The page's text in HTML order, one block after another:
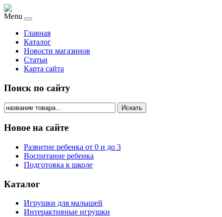
Menu
Главная
Каталог
Новости магазинов
Статьи
Карта сайта
Поиск по сайту
Искать
Новое на сайте
Развитие ребенка от 0 и до 3
Воспитание ребенка
Подготовка к школе
Каталог
Игрушки для малышей
Интерактивные игрушки